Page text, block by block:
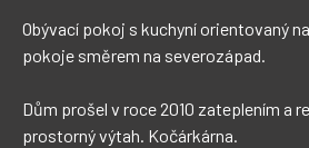
Obývací pokoj s kuchyní orientovaný
pokoje směrem na severozápad.
Dům prošel v roce 2010 zateplením a
prostorný výtah. Kočárkárna.